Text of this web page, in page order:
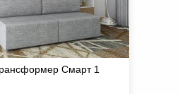
Смарт 1